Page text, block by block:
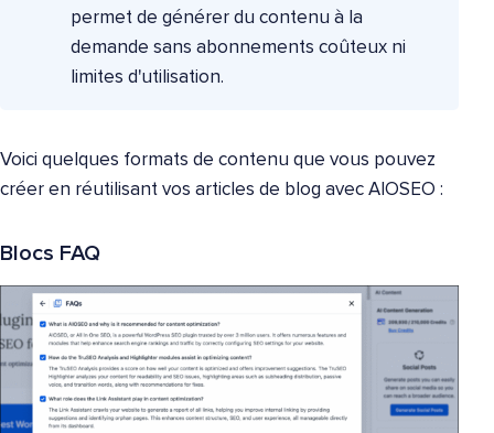
permet de générer du contenu à la
demande sans abonnements coûteux ni
limites d'utilisation.
Voici quelques formats de contenu que vous pouvez
créer en réutilisant vos articles de blog avec AIOSEO :
Blocs FAQ